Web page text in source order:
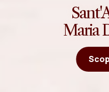
Maria